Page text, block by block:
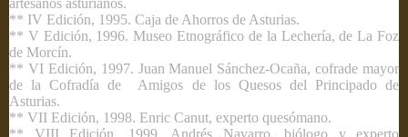
artesanos asturianos.
** IV Edición, 1995. Caja de Ahorros de Asturias.
** V Edición, 1996. Museo Etnográfico de la Lechería, de La Foz
de Morcín.
** VI Edición, 1997. Juan Manuel Sánchez-Ocaña, cofrade mayor
de la Cofradía de Amigos de los Quesos del Principado de
Asturias.
** VII Edición, 1998. Enric Canut, experto quesómano.